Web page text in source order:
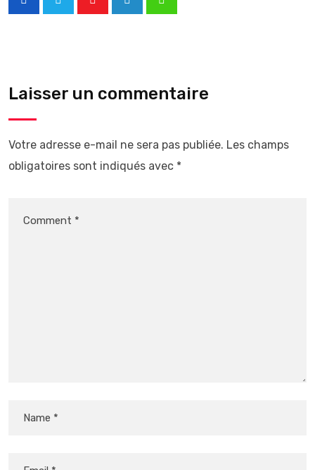
Laisser un commentaire
Votre adresse e-mail ne sera pas publiée. Les champs
obligatoires sont indiqués avec *